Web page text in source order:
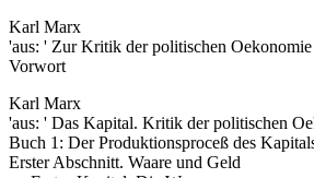
Karl Marx
'aus: ' Zur Kritik der politischen
Vorwort
Karl Marx
'aus: ' Das Kapital. Kritik der politischen
Buch 1: Der Produktionsproceß des
Erster Abschnitt. Waare und Geld